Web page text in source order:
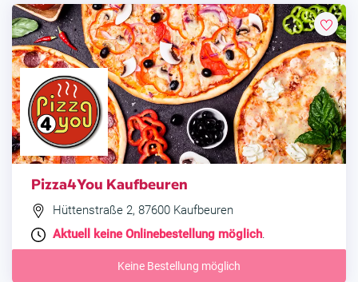
Pizza4You Kaufbeuren
Hüttenstraße 2, 87600 Kaufbeuren
Aktuell keine Onlinebestellung möglich.
Keine Bestellung möglich